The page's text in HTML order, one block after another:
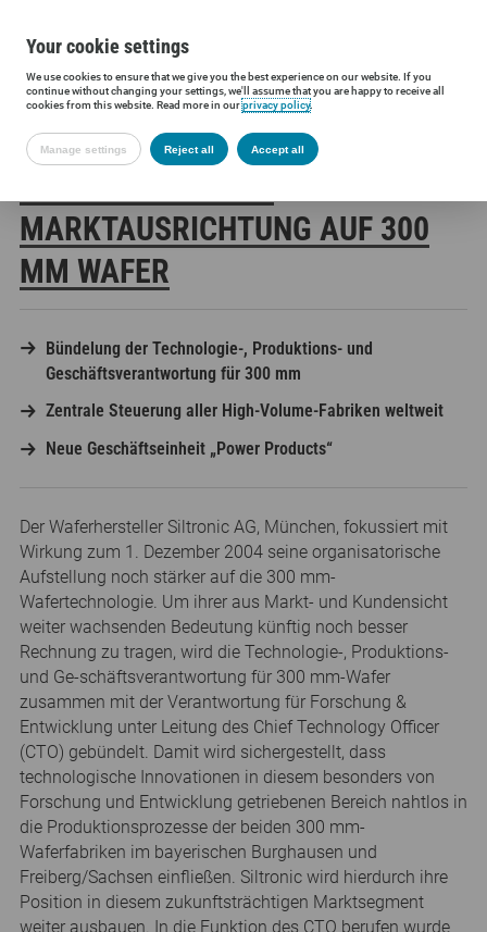
Siltronic AG Press Press releases
MARKTAUSRICHTUNG AUF 300
MM WAFER
Bündelung der Technologie-, Produktions- und
Geschäftsverantwortung für 300 mm
Zentrale Steuerung aller High-Volume-Fabriken weltweit
Neue Geschäftseinheit „Power Products“
Der Waferhersteller Siltronic AG, München, fokussiert mit
Wirkung zum 1. Dezember 2004 seine organisatorische
Aufstellung noch stärker auf die 300 mm-
Wafertechnologie. Um ihrer aus Markt- und Kundensicht
weiter wachsenden Bedeutung künftig noch besser
Rechnung zu tragen, wird die Technologie-, Produktions-
und Ge-schäftsverantwortung für 300 mm-Wafer
zusammen mit der Verantwortung für Forschung &
Entwicklung unter Leitung des Chief Technology Officer
(CTO) gebündelt. Damit wird sichergestellt, dass
technologische Innovationen in diesem besonders von
Forschung und Entwicklung getriebenen Bereich nahtlos in
die Produktionsprozesse der beiden 300 mm-
Waferfabriken im bayerischen Burghausen und
Freiberg/Sachsen einfließen. Siltronic wird hierdurch ihre
Position in diesem zukunftsträchtigen Marktsegment
weiter ausbauen. In die Funktion des CTO berufen wurde
Your cookie settings
We use cookies to ensure that we give you the best experience on our website. If you
continue without changing your settings, we'll assume that you are happy to receive all
cookies from this website. Read more in ourprivacy policy.
Manage settings Reject all Accept all